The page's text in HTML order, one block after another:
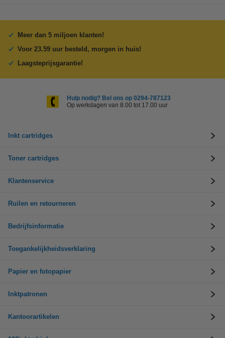
Meer dan 5 miljoen klanten!
Voor 23.59 uur besteld, morgen in huis!
Laagsteprijsgarantie!
Hulp nodig? Bel ons op 0294-787123
Op werkdagen van 8.00 tot 17.00 uur
Inkt cartridges
Toner cartridges
Klantenservice
Ruilen en retourneren
Bedrijfsinformatie
Toegankelijkheidsverklaring
Papier en fotopapier
Inktpatronen
Kantoorartikelen